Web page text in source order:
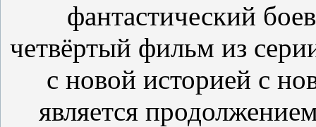
фантастический
четвёртый фильм из
с новой историей с
является